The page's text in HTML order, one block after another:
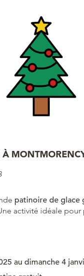
À
patinoire de glace
activité idéale
au dimanche 4